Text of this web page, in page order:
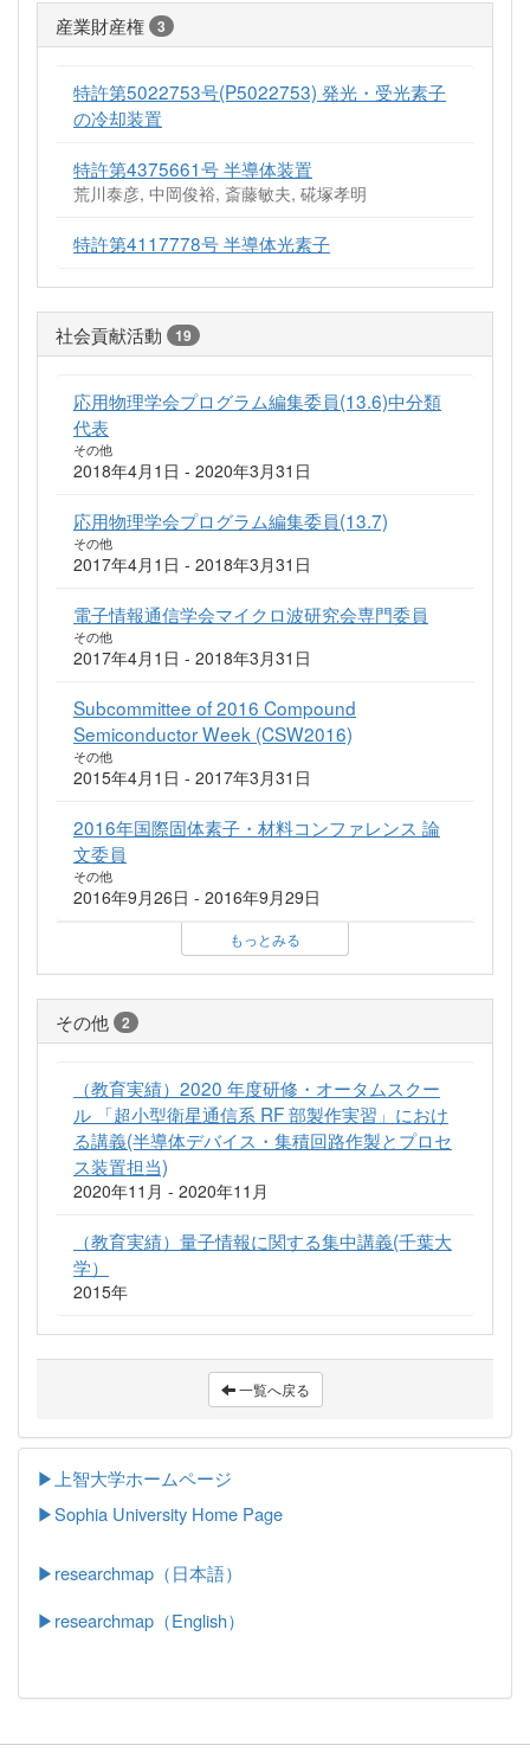
産業財産権 3
特許第5022753号(P5022753) 発光・受光素子
の冷却装置
特許第4375661号 半導体装置
荒川泰彦, 中岡俊裕, 斎藤敏夫, 硴塚孝明
特許第4117778号 半導体光素子
社会貢献活動 19
応用物理学会プログラム編集委員(13.6)中分類
代表
その他
2018年4月1日 - 2020年3月31日
応用物理学会プログラム編集委員(13.7)
その他
2017年4月1日 - 2018年3月31日
電子情報通信学会マイクロ波研究会専門委員
その他
2017年4月1日 - 2018年3月31日
Subcommittee of 2016 Compound
Semiconductor Week (CSW2016)
その他
2015年4月1日 - 2017年3月31日
2016年国際固体素子・材料コンファレンス 論
文委員
その他
2016年9月26日 - 2016年9月29日
もっとみる
その他 2
（教育実績）2020 年度研修・オータムスクー
ル 「超小型衛星通信系 RF 部製作実習」におけ
る講義(半導体デバイス・集積回路作製とプロセ
ス装置担当)
2020年11月 - 2020年11月
（教育実績）量子情報に関する集中講義(千葉大
学）
2015年
一覧へ戻る
▶上智大学ホームページ
▶Sophia University Home Page
▶researchmap（日本語）
▶researchmap（English）